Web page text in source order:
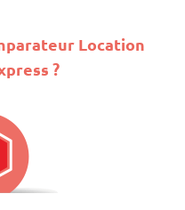
Location
?